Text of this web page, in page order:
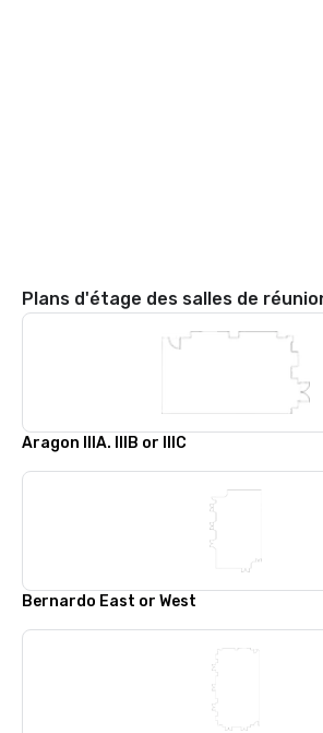
Plans d'étage des salles de
Aragon IIIA. IIIB or IIIC
Bernardo East or West